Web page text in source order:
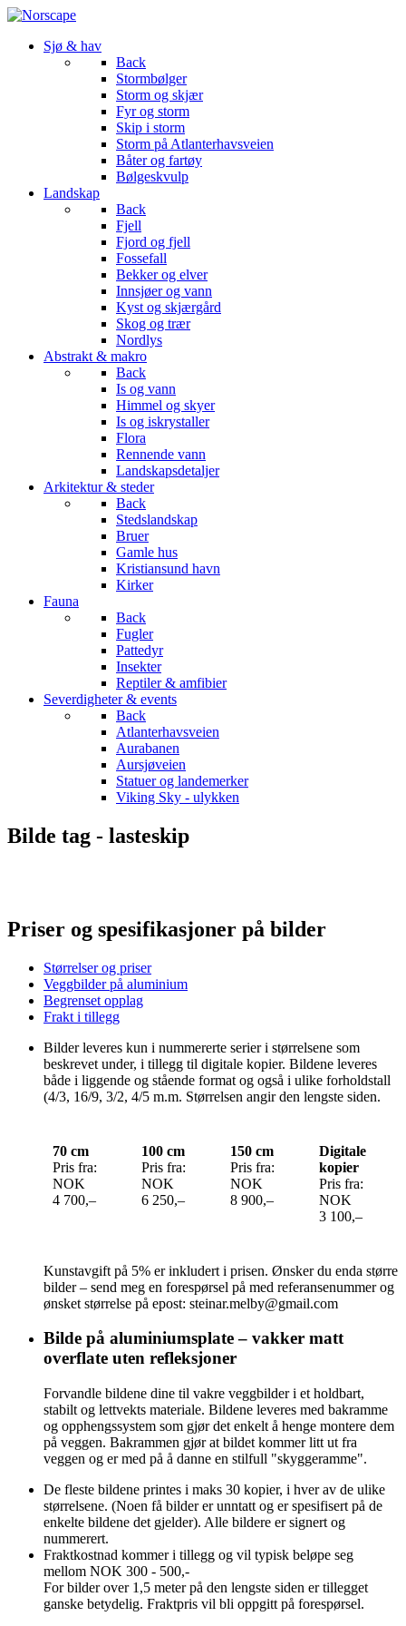
Sjø & hav
Back
Stormbølger
Storm og skjær
Fyr og storm
Skip i storm
Storm på Atlanterhavsveien
Båter og fartøy
Bølgeskvulp
Landskap
Back
Fjell
Fjord og fjell
Fossefall
Bekker og elver
Innsjøer og vann
Kyst og skjærgård
Skog og trær
Nordlys
Abstrakt & makro
Back
Is og vann
Himmel og skyer
Is og iskrystaller
Flora
Rennende vann
Landskapsdetaljer
Arkitektur & steder
Back
Stedslandskap
Bruer
Gamle hus
Kristiansund havn
Kirker
Fauna
Back
Fugler
Pattedyr
Insekter
Reptiler & amfibier
Severdigheter & events
Back
Atlanterhavsveien
Aurabanen
Aursjøveien
Statuer og landemerker
Viking Sky - ulykken
Bilde tag - lasteskip
Priser og spesifikasjoner på bilder
Størrelser og priser
Veggbilder på aluminium
Begrenset opplag
Frakt i tillegg
Bilder leveres kun i nummererte serier i størrelsene som
beskrevet under, i tillegg til digitale kopier. Bildene leveres
både i liggende og stående format og også i ulike forholdstall
(4/3, 16/9, 3/2, 4/5 m.m. Størrelsen angir den lengste siden.
70 cm
Pris fra:
NOK
4 700,–
100 cm
Pris fra:
NOK
6 250,–
150 cm
Pris fra:
NOK
8 900,–
Digitale
kopier
Pris fra:
NOK
3 100,–
Kunstavgift på 5% er inkludert i prisen. Ønsker du enda større
bilder – send meg en forespørsel på med referansenummer og
ønsket størrelse på epost: steinar.melby@gmail.com
Bilde på aluminiumsplate – vakker matt
overflate uten refleksjoner
Forvandle bildene dine til vakre veggbilder i et holdbart,
stabilt og lettvekts materiale. Bildene leveres med bakramme
og opphengssystem som gjør det enkelt å henge montere dem
på veggen. Bakrammen gjør at bildet kommer litt ut fra
veggen og er med på å danne en stilfull "skyggeramme".
De fleste bildene printes i maks 30 kopier, i hver av de ulike
størrelsene. (Noen få bilder er unntatt og er spesifisert på de
enkelte bildene det gjelder). Alle bildere er signert og
nummerert.
Fraktkostnad kommer i tillegg og vil typisk beløpe seg
mellom NOK 300 - 500,-
For bilder over 1,5 meter på den lengste siden er tillegget
ganske betydelig. Fraktpris vil bli oppgitt på forespørsel.